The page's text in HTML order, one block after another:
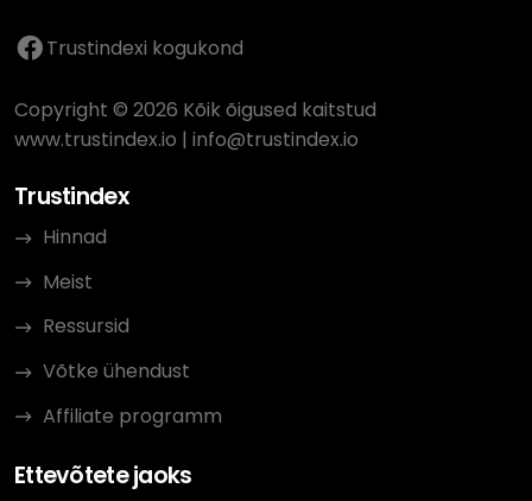
Trustindexi kogukond
Copyright © 2026 Kõik õigused kaitstud
www.trustindex.io | info@trustindex.io
Trustindex
Hinnad
Meist
Ressursid
Võtke ühendust
Affiliate programm
Ettevõtete jaoks